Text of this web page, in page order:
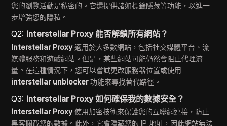
您的瀏覽活動是私密的。它還提供諸如標籤隱藏等功能，以進一
步增強您的隱私。
Q2: Interstellar Proxy 能否解鎖所有網站？
Interstellar Proxy適用於大多數網站，包括社交媒體平台、流
媒體服務和遊戲網站。但是，某些網站可能仍然會阻止代理流
量。在這種情況下，您可以嘗試更改服務器位置或使用
interstellar unblocker功能來尋找替代路徑。
Q3: Interstellar Proxy 如何確保我的數據安全？
Interstellar Proxy使用加密技術來保護您的互聯網連接，防止
黑客攔截您的數據。此外，它會隱藏您的 IP 地址，因此網站無法